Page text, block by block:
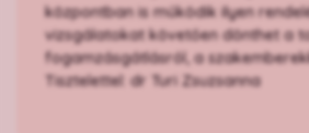
központban is működik ilyen
vizsgálatokat követően dönthet a
fogamzásgátlásról, a
Tisztelettel: dr Turi Zsuzsanna